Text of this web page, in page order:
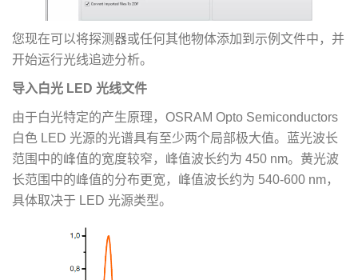
您现在可以将探测器或任何其他物体添加到示例文件中，并
开始运行光线追迹分析。
导入白光 LED 光线文件
由于白光特定的产生原理，OSRAM Opto Semiconductors
白色 LED 光源的光谱具有至少两个局部极大值。蓝光波长
范围中的峰值的宽度较窄，峰值波长约为 450 nm。黄光波
长范围中的峰值的分布更宽，峰值波长约为 540-600 nm，
具体取决于 LED 光源类型。